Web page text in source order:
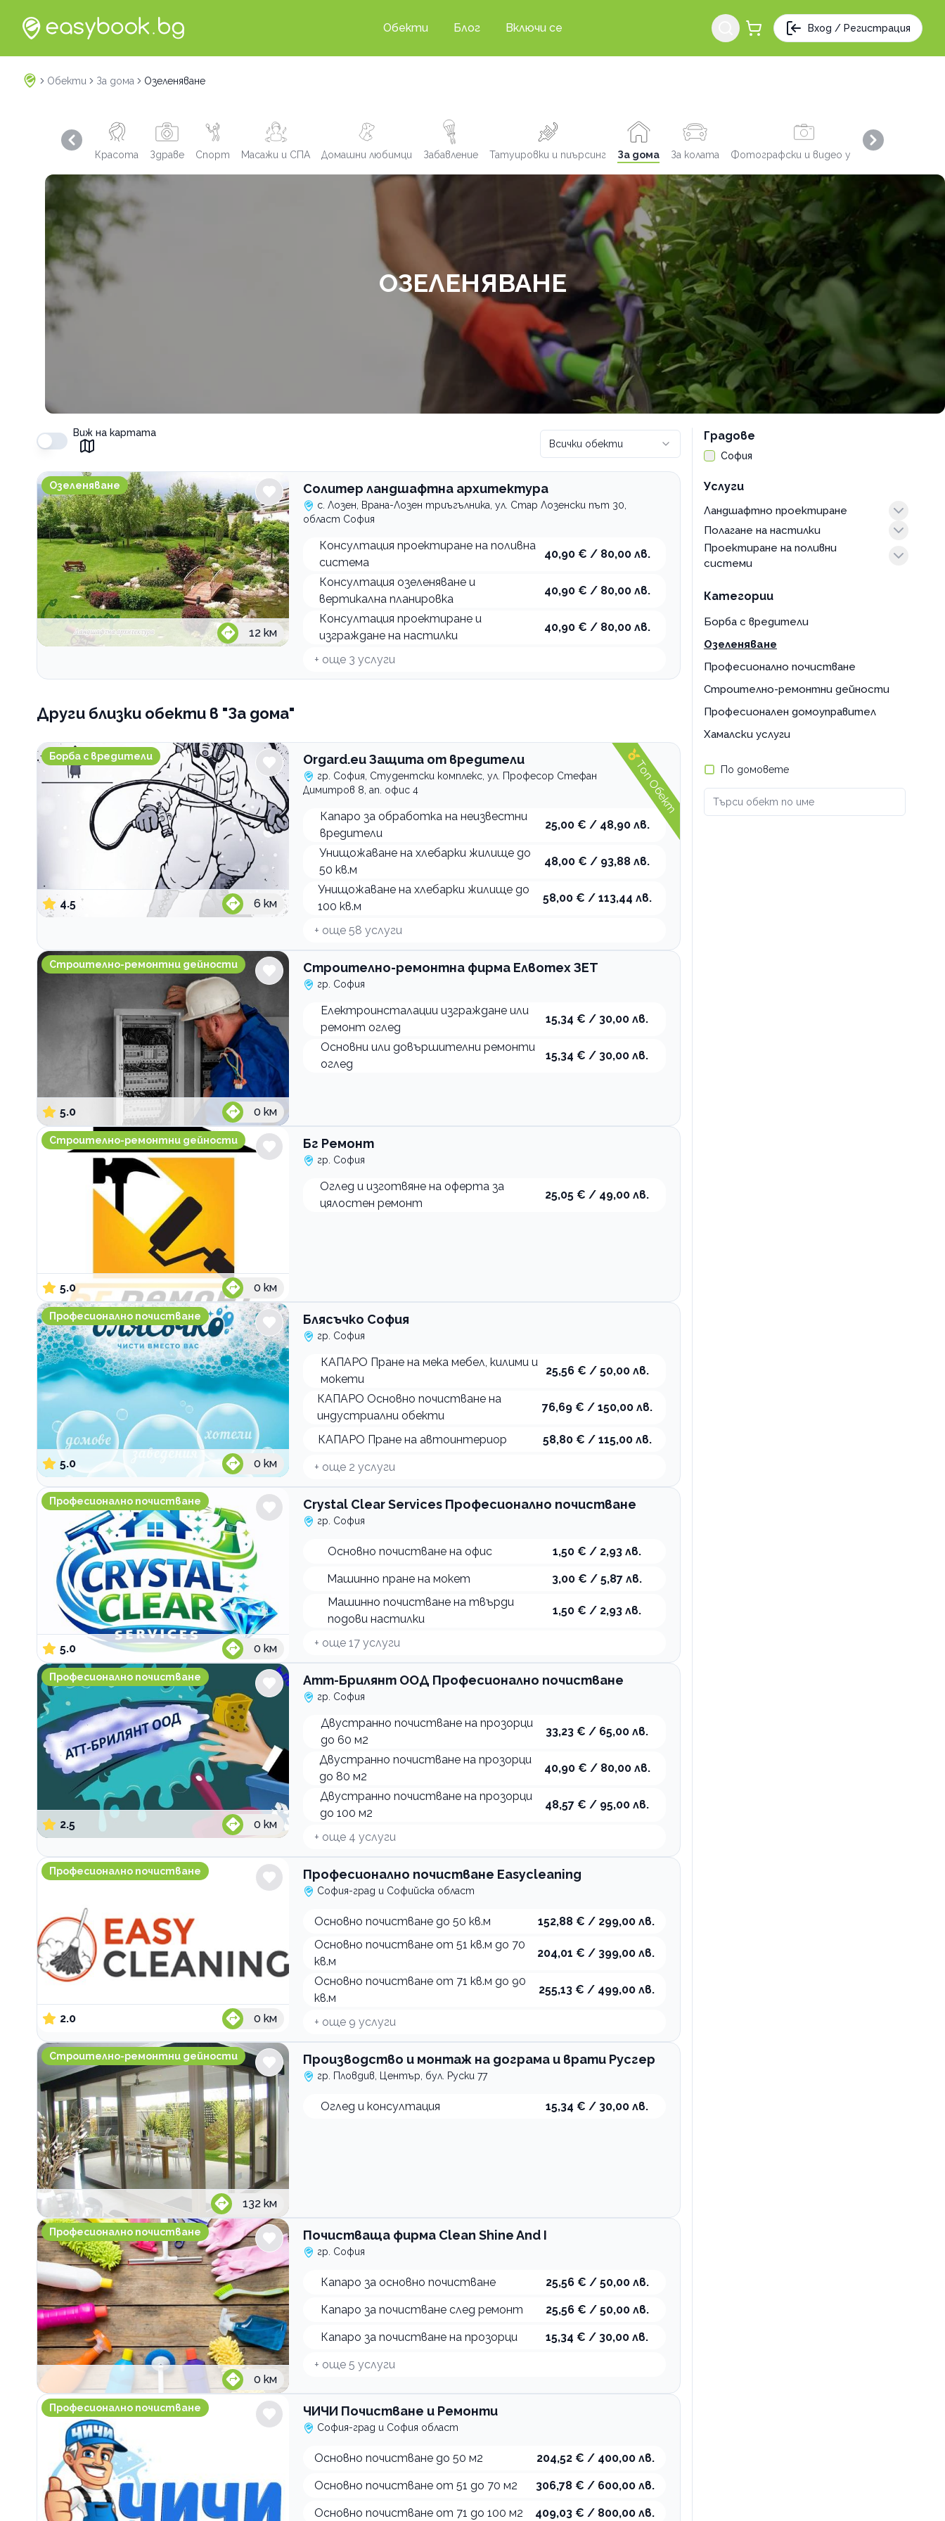
Обекти Блог Включи се Вход / Регистрация
Обекти За дома Озеленяване
Красота Здраве Спорт Масажи и СПА Домашни любимци Забавление Татуировки и пиърсинг За дома За колата Фотографски и видео услуги
Previous slide Next slide
ОЗЕЛЕНЯВАНЕ
Виж на картата
Всички обекти
Солитер ландшафтна архитектура
Озеленяване
12 км
Солитер ландшафтна архитектура
с. Лозен, Врана-Лозен триъгълника, ул. Стар Лозенски път 30,
област София
Консултация проектиране на поливна
система
40,90 € / 80,00 лв.
Консултация озеленяване и
вертикална планировка
40,90 € / 80,00 лв.
Консултация проектиране и
изграждане на настилки
40,90 € / 80,00 лв.
+ още 3 услуги
Други близки обекти в "За дома"
Orgard.eu Защита от вредители
Борба с вредители
4.5 6 км
Orgard.eu Защита от вредители
гр. София, Студентски комплекс, ул. Професор Стефан
Димитров 8, ап. офис 4
Капаро за обработка на неизвестни
вредители
25,00 € / 48,90 лв.
Унищожаване на хлебарки жилище до
50 кв.м
48,00 € / 93,88 лв.
Унищожаване на хлебарки жилище до
100 кв.м
58,00 € / 113,44 лв.
+ още 58 услуги
Топ Обект
Строително-ремонтна фирма Елвотех ЗЕТ
Строително-ремонтни дейности
5.0 0 км
Строително-ремонтна фирма Елвотех ЗЕТ
гр. София
Електроинсталации изграждане или
ремонт оглед
15,34 € / 30,00 лв.
Основни или довършителни ремонти
оглед
15,34 € / 30,00 лв.
Бг Ремонт
Строително-ремонтни дейности
5.0 0 км
Бг Ремонт
гр. София
Оглед и изготвяне на оферта за
цялостен ремонт
25,05 € / 49,00 лв.
Блясъчко София
Професионално почистване
5.0 0 км
Блясъчко София
гр. София
КАПАРО Пране на мека мебел, килими и
мокети
25,56 € / 50,00 лв.
КАПАРО Основно почистване на
индустриални обекти
76,69 € / 150,00 лв.
КАПАРО Пране на автоинтериор 58,80 € / 115,00 лв.
+ още 2 услуги
Crystal Clear Services Професионално почистване
Професионално почистване
5.0 0 км
Crystal Clear Services Професионално почистване
гр. София
Основно почистване на офис 1,50 € / 2,93 лв.
Машинно пране на мокет
3,00 € / 5,87 лв.
Машинно почистване на твърди
подови настилки
1,50 € / 2,93 лв.
+ още 17 услуги
Атт-Брилянт ООД Професионално почистване
Професионално почистване
2.5 0 км
Атт-Брилянт ООД Професионално почистване
гр. София
Двустранно почистване на прозорци
до 60 м2
33,23 € / 65,00 лв.
Двустранно почистване на прозорци
до 80 м2
40,90 € / 80,00 лв.
Двустранно почистване на прозорци
до 100 м2
48,57 € / 95,00 лв.
+ още 4 услуги
Професионално почистване Easycleaning
Професионално почистване
2.0 0 км
Професионално почистване Easycleaning
София-град и Софийска област
Основно почистване до 50 кв.м
152,88 € / 299,00 лв.
Основно почистване от 51 кв.м до 70
кв.м
204,01 € / 399,00 лв.
Основно почистване от 71 кв.м до 90
кв.м
255,13 € / 499,00 лв.
+ още 9 услуги
Производство и монтаж на дограма и врати Русгер
Строително-ремонтни дейности
132 км
Производство и монтаж на дограма и врати Русгер
гр. Пловдив, Център, бул. Руски 77
Оглед и консултация 15,34 € / 30,00 лв.
Почистваща фирма Clean Shine And I
Професионално почистване
0 км
Почистваща фирма Clean Shine And I
гр. София
Капаро за основно почистване 25,56 € / 50,00 лв.
Капаро за почистване след ремонт 25,56 € / 50,00 лв.
Капаро за почистване на прозорци 15,34 € / 30,00 лв.
+ още 5 услуги
ЧИЧИ Почистване и Ремонти
Професионално почистване ЧИЧИ Почистване и Ремонти
София-град и София област
Основно почистване до 50 м2 204,52 € / 400,00 лв.
Основно почистване от 51 до 70 м2 306,78 € / 600,00 лв.
Основно почистване от 71 до 100 м2 409,03 € / 800,00 лв.
Градове
София
Услуги
Ландшафтно проектиране
оглед и консултация
Полагане на настилки
консултация
Проектиране на поливни
системи
Категории
Борба с вредители
Озеленяване
Професионално почистване
Строително-ремонтни дейности
Професионален домоуправител
Хамалски услуги
По домовете